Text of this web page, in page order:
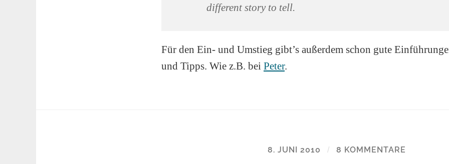
different story to tell.
Für den Ein- und Umstieg gibt’s außerdem schon gute
und Tipps. Wie z.B. bei Peter.
8. JUNI 2010 / 8 KOMMENTARE